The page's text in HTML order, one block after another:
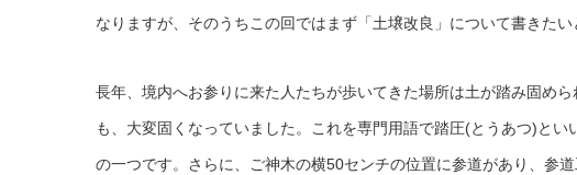
なりますが、そのうちこの回ではまず「土壌改良」について書きたい
長年、境内へお参りに来た人たちが歩いてきた場所は土が踏み固め
も、大変固くなっていました。これを専門用語で踏圧(とうあつ)と
の一つです。さらに、ご神木の横50センチの位置に参道があり、参